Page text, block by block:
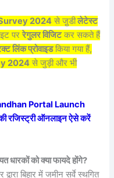
2024 से जु़डीलेटेस्ट
पररेगुलर विजिटकर सकते हैं
लिंक प्रोवाइडकिया गया हैं,
2024 से जुड़ी और भी
Portal Launch
रजिस्ट्री ऑनलाइन ऐसे करें
धारकों को क्या फायदे होंगे?
बिहार में जमीन सर्वे स्थगित